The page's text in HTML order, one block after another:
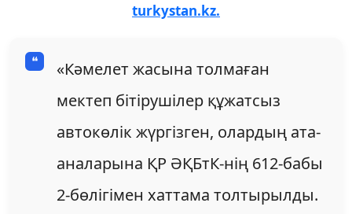
turkystan.kz.
«Кәмелет жасына толмаған
мектеп бітірушілер құжатсыз
автокөлік жүргізген, олардың ата-
аналарына ҚР ӘҚБтК-нің 612-бабы
2-бөлігімен хаттама толтырылды.